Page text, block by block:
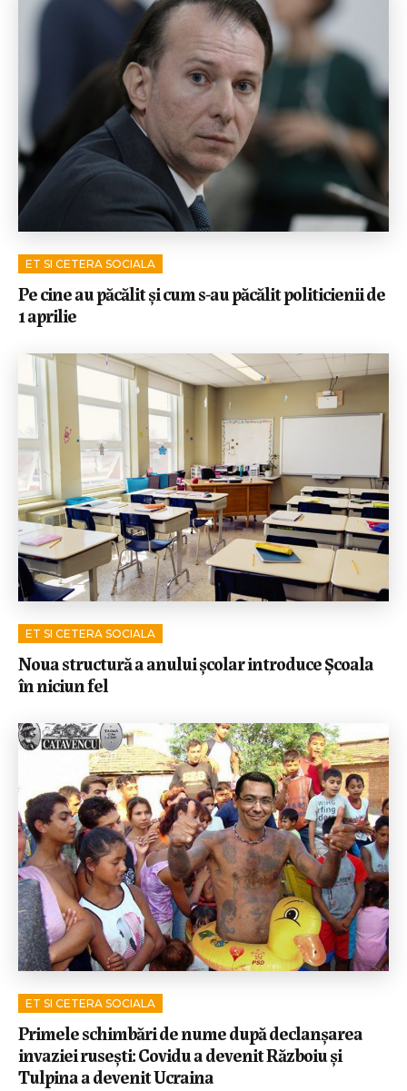
ET SI CETERA SOCIALA
Pe cine au păcălit și cum s-au păcălit politicienii de
1 aprilie
ET SI CETERA SOCIALA
Noua structură a anului școlar introduce Școala
în niciun fel
ET SI CETERA SOCIALA
Primele schimbări de nume după declanșarea
invaziei rusești: Covidu a devenit Războiu și
Tulpina a devenit Ucraina